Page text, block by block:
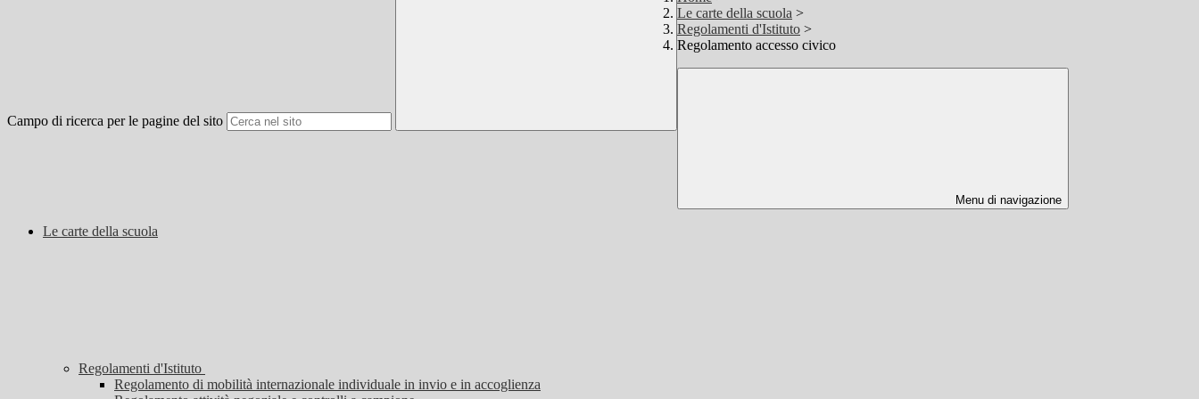
Campo di ricerca per le pagine del sito
Le carte della scuola >
Regolamenti d'Istituto >
Regolamento accesso civico
Menu di navigazione
Le carte della scuola
Regolamenti d'Istituto
Regolamento di mobilità internazionale individuale in invio e in accoglienza